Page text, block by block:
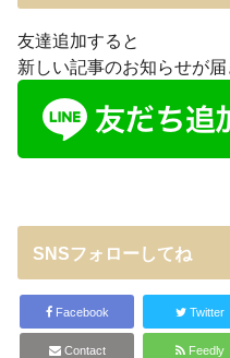
友達追加すると
新しい記事のお知らせが
SNSフォローしてね
Facebook Twitter
Contact Feedly